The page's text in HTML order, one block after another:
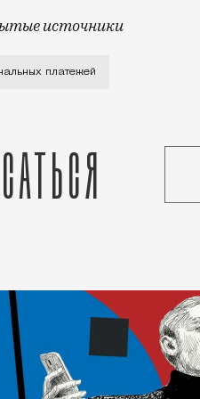
источники
и экономические
платежей